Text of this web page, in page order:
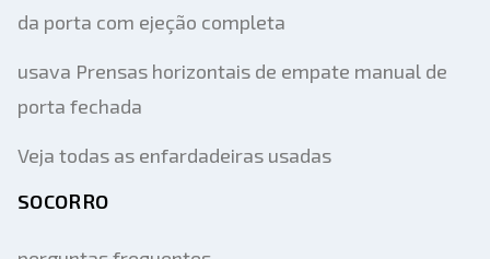
da porta com ejeção completa
usava Prensas horizontais de empate manual de
porta fechada
Veja todas as enfardadeiras usadas
SOCORRO